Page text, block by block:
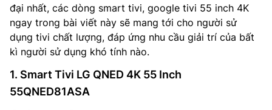
đại nhất, các dòng smart tivi, google tivi 55 inch 4K
ngay trong bài viết này sẽ mang tới cho người sử
dụng tivi chất lượng, đáp ứng nhu cầu giải trí của bất
kì người sử dụng khó tính nào.
1. Smart Tivi LG QNED 4K 55 Inch
55QNED81ASA